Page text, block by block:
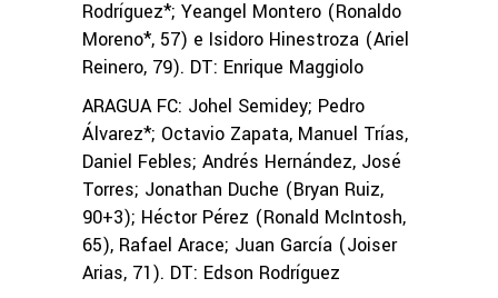
Rodríguez*; Yeangel Montero (Ronaldo
Moreno*, 57) e Isidoro Hinestroza (Ariel
Reinero, 79). DT: Enrique Maggiolo
ARAGUA FC: Johel Semidey; Pedro
Álvarez*; Octavio Zapata, Manuel Trías,
Daniel Febles; Andrés Hernández, José
Torres; Jonathan Duche (Bryan Ruiz,
90+3); Héctor Pérez (Ronald McIntosh,
65), Rafael Arace; Juan García (Joiser
Arias, 71). DT: Edson Rodríguez